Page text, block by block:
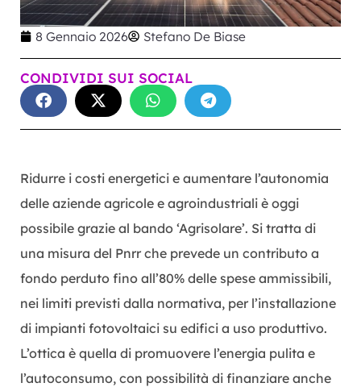
8 Gennaio 2026 Stefano De Biase
CONDIVIDI SUI SOCIAL
Ridurre i costi energetici e aumentare l’autonomia
delle aziende agricole e agroindustriali è oggi
possibile grazie al bando ‘Agrisolare’. Si tratta di
una misura del Pnrr che prevede un contributo a
fondo perduto fino all’80% delle spese ammissibili,
nei limiti previsti dalla normativa, per l’installazione
di impianti fotovoltaici su edifici a uso produttivo.
L’ottica è quella di promuovere l’energia pulita e
l’autoconsumo, con possibilità di finanziare anche